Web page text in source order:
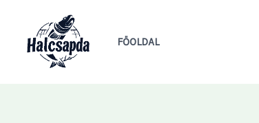
content
FŐOLDAL